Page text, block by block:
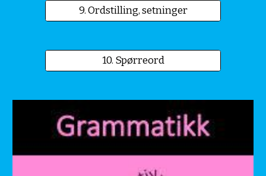
9. Ordstilling, setninger
10. Spørreord